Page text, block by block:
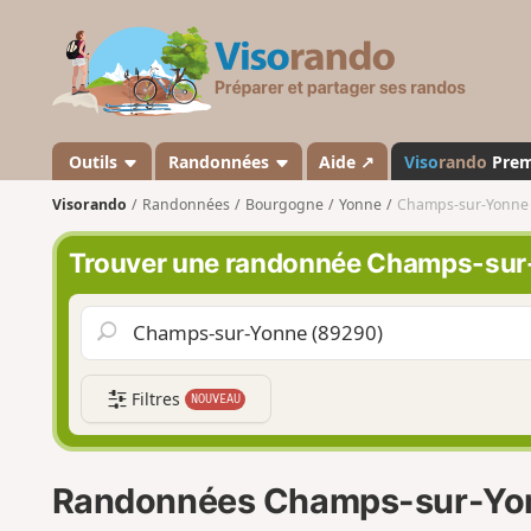
s
a
n
d
o
Outils Randonnées Aide ↗ Visorando
Visorando Randonnées Bourgogne Yonne Champs-sur-Yonne
Trouver une randonnée Champs-
Filtres NOUVEAU
Randonnées Champs-sur-